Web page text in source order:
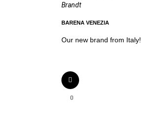
Brandt
BARENA VENEZIA
Our new brand from Italy!
0